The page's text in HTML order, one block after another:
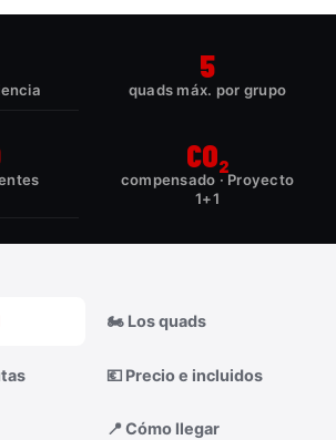
5
quads máx. por grupo
CO₂
compensado · Proyecto
1+1
🏍️ Los quads
💶 Precio e incluidos
📍 Cómo llegar